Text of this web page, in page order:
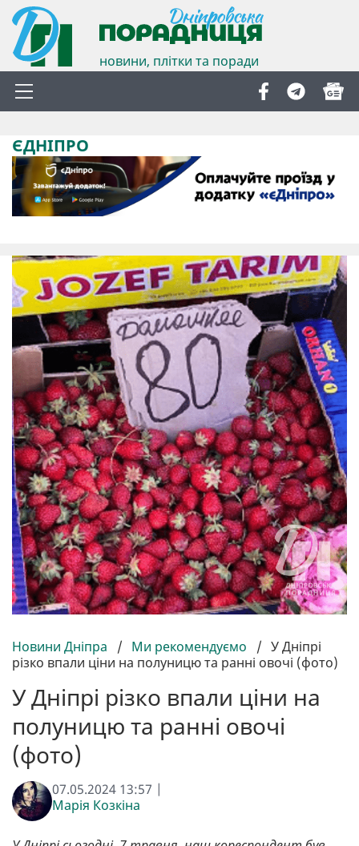
новини, плітки та поради
ЄДНІПРО
Новини Дніпра / Ми рекомендуємо / У Дніпрі
різко впали ціни на полуницю та ранні овочі (фото)
У Дніпрі різко впали ціни на
полуницю та ранні овочі
(фото)
07.05.2024 13:57 |
Марія Козкіна